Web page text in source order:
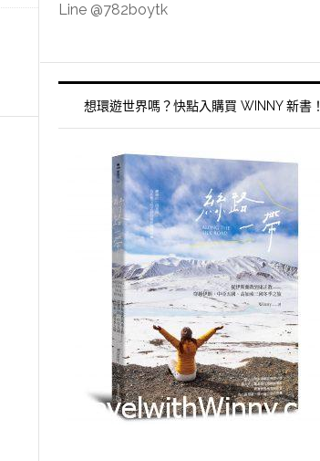
Line @782boytk
想環遊世界嗎？快點入購買 WINNY 新書！